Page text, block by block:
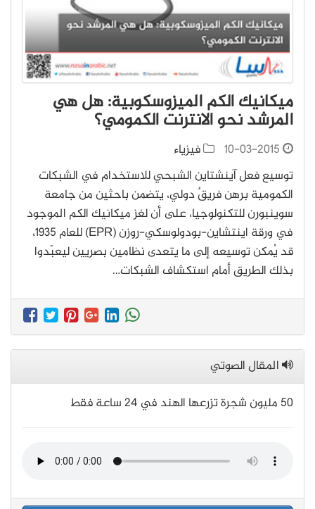
ميكانيك الكم الميزوسكوبية: هل هي
المرشد نحو الانترنت الكمومي؟
10-03-2015
فيزياء
توسيع فعل آينشتاين الشبحي للاستخدام في الشبكات
الكمومية برهن فريقٌ دولي، يتضمن باحثين من جامعة
سوينبورن للتكنولوجيا، على أن لغز ميكانيك الكم الموجود
في ورقة اينتشاين-بودولوسكي-روزن (EPR) للعام 1935،
قد يُمكن توسيعه إلى ما يتعدى نظامين بصريين ليعبّدوا
بذلك الطريق أمام استكشاف الشبكات…
المقال الصوتي
50 مليون شجرة تزرعها الهند في 24 ساعة فقط